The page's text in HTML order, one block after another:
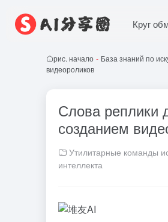
Круг
рис. начало - База знаний по
видеороликов
Слова реплики
созданием
Утилитарные команды
интеллекта